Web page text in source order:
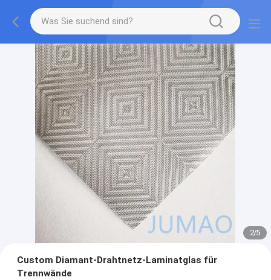
2/5
Custom Diamant-Drahtnetz-Laminatglas für
Trennwände